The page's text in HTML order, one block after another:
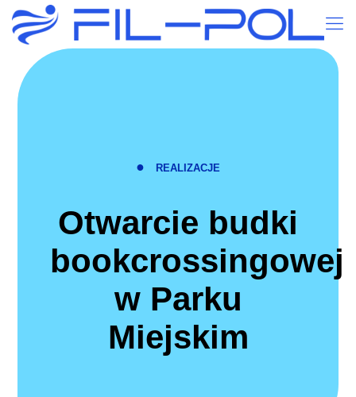
● REALIZACJE
Otwarcie budki
bookcrossingowej
w Parku
Miejskim